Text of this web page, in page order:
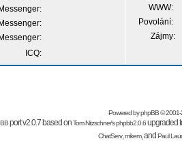
WWW:
Povolání:
Zájmy:
ICQ:
Powered byphpBB© 2001-
port v2.0.7 based onTom Nitzschner'sphpbb2.0.6upgraded
ChatServ,mikem,and Paul